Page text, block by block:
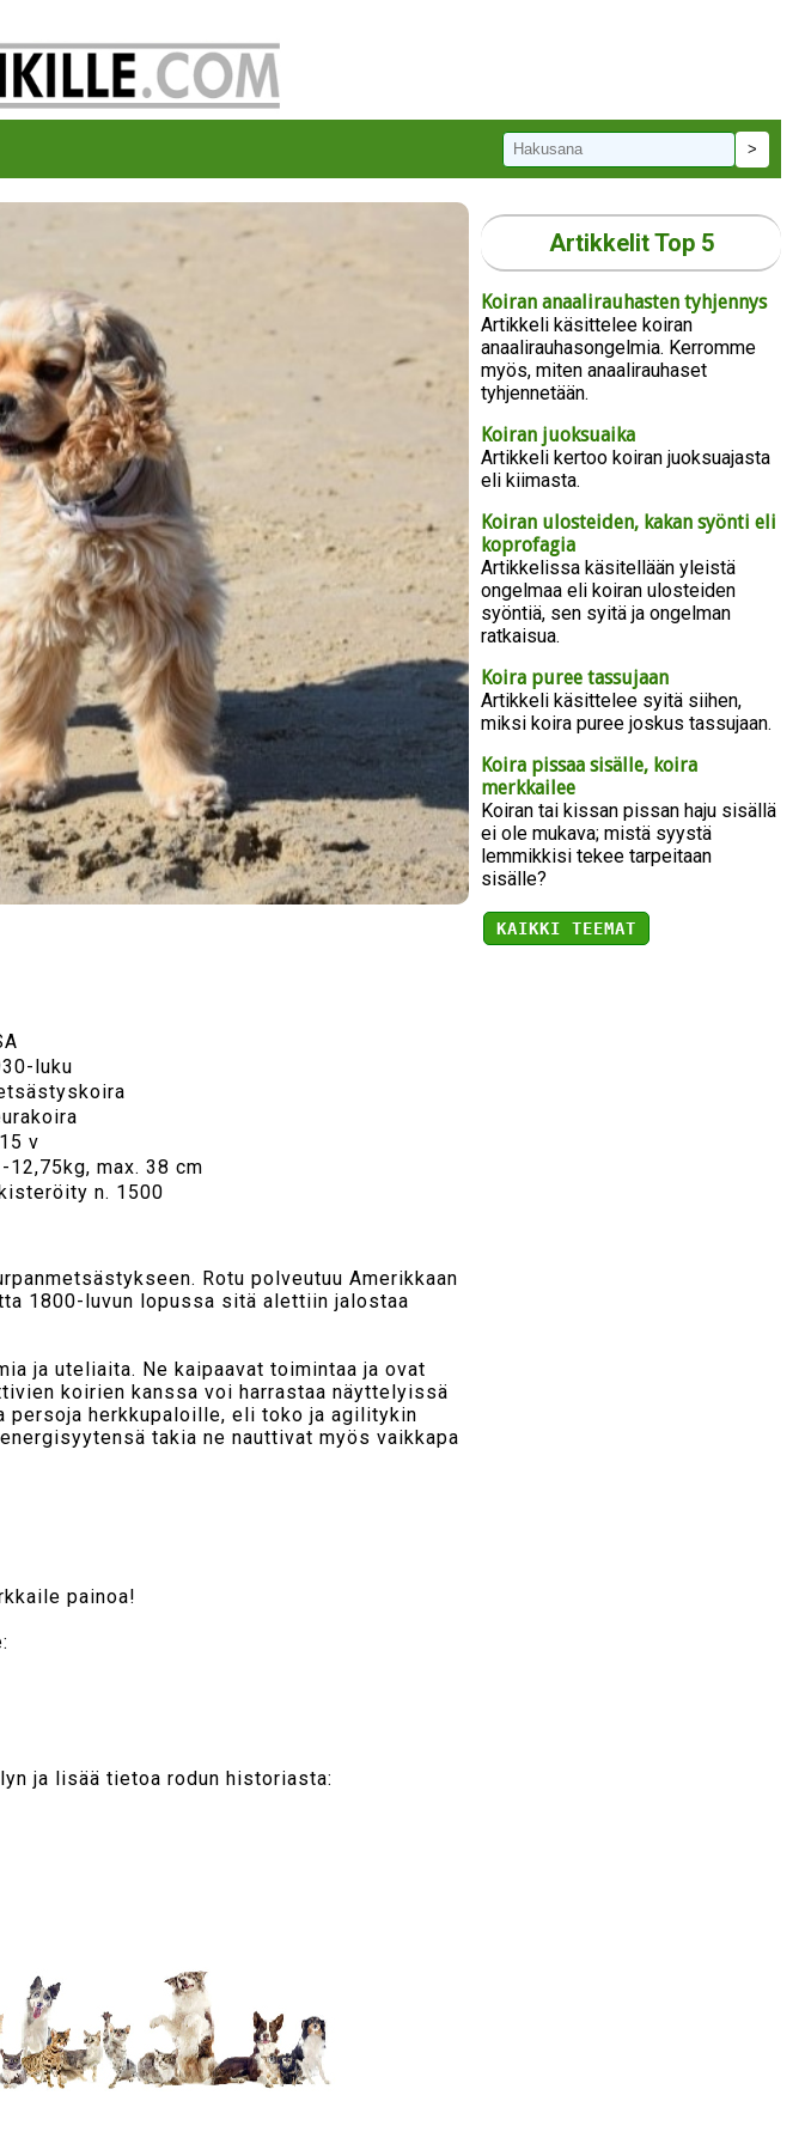
luku
v
12,75kg, max. 38 cm
n. 1500
Rotu polveutuu Amerikkaan
1800-luvun lopussa sitä alettiin jalostaa
ja uteliaita. Ne kaipaavat toimintaa ja ovat
koirien kanssa voi harrastaa näyttelyissä
persoja herkkupaloille, eli toko ja agilitykin
takia ne nauttivat myös vaikkapa
painoa!
ja lisää tietoa rodun historiasta:
Artikkelit Top 5
Koiran anaalirauhasten tyhjennys
Artikkeli käsittelee koiran
anaalirauhasongelmia. Kerromme
myös, miten anaalirauhaset
tyhjennetään.
Koiran juoksuaika
Artikkeli kertoo koiran juoksuajasta
eli kiimasta.
Koiran ulosteiden, kakan syönti eli
koprofagia
Artikkelissa käsitellään yleistä
ongelmaa eli koiran ulosteiden
syöntiä, sen syitä ja ongelman
ratkaisua.
Koira puree tassujaan
Artikkeli käsittelee syitä siihen,
miksi koira puree joskus tassujaan.
Koira pissaa sisälle, koira
merkkailee
Koiran tai kissan pissan haju sisällä
ei ole mukava; mistä syystä
lemmikkisi tekee tarpeitaan
sisälle?
KAIKKI TEEMAT